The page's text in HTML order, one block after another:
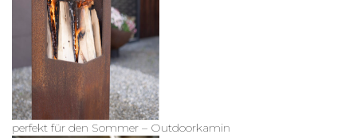
perfekt für den Sommer – Outdoorkamin